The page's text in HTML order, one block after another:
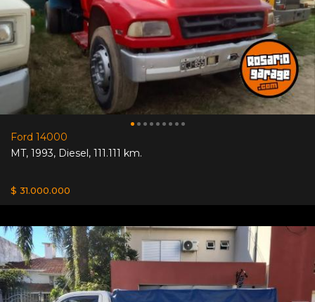
Ford 14000
MT, 1993, Diesel, 111.111 km.
$ 31.000.000